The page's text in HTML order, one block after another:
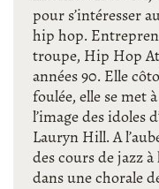
pour s’intéresser
hip hop.
troupe, Hip Hop
années 90. Elle
foulée, elle se met
l’image des idoles
Lauryn Hill. A
des cours de jazz à
dans une chorale